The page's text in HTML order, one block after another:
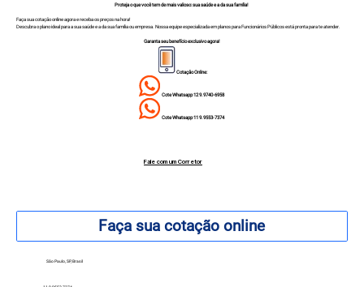
Fale com um Corretor
São Paulo, SP, Brasil
Proteja o que você tem de mais valioso: sua saúde e a da sua família!
Faça sua cotação online agora e receba os preços na hora!
Descubra o plano ideal para a sua saúde e a da sua família ou empresa. Nossa equipe especializada em planos para Funcionários Públicos está pronta para te atender.
Garanta seu benefício exclusivo agora!
Cotação Online:
Cote Whatsapp 12 9.9740-6958
Cote Whatsapp 11 9.9553-7374
Faça sua cotação online